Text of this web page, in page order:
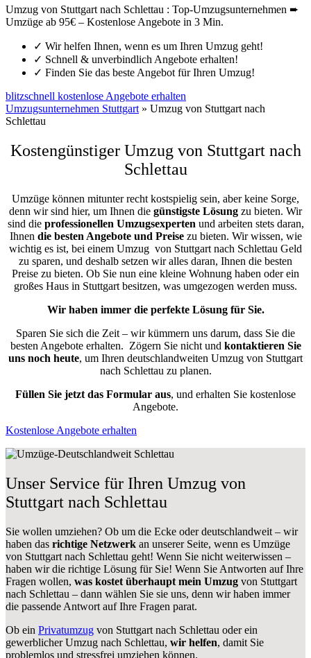
Umzug von Stuttgart nach Schlettau : Top-Umzugsunternehmen ➨
Umzüge ab 95€ – Kostenlose Angebote in 3 Min.
✓ Wir helfen Ihnen, wenn es um Ihren Umzug geht!
✓ Schnell & unverbindlich Angebote erhalten!
✓ Finden Sie das beste Angebot für Ihren Umzug!
blitzschnell kostenlose Angebote erhalten
Umzugsunternehmen Stuttgart » Umzug von Stuttgart nach
Schlettau
Kostengünstiger Umzug von Stuttgart nach
Schlettau
Umzüge können mitunter recht kostspielig sein, aber keine Sorge,
denn wir sind hier, um Ihnen die günstigste Lösung zu bieten. Wir
sind die professionellen Umzugsexperten und arbeiten stets daran,
Ihnen die besten Angebote und Preisezu bieten. Wir wissen, wie
wichtig es ist, bei einem Umzug von Stuttgart nach Schlettau Geld
zu sparen, und deshalb setzen wir alles daran, Ihnen die besten
Preise zu bieten. Ob Sie nun eine kleine Wohnung haben oder ein
großes Haus in Stuttgart besitzen, was umgezogen werden muss.
Wir haben immer die perfekte Lösung für Sie.
Sparen Sie sich die Zeit – wir kümmern uns darum, dass Sie die
besten Angebote erhalten. Zögern Sie nicht und kontaktieren Sie
uns noch heute, um Ihren deutschlandweiten Umzug von Stuttgart
nach Schlettau zu planen.
Füllen Sie jetzt das Formular aus, und erhalten Sie kostenlose
Angebote.
Kostenlose Angebote erhalten
Unser Service für Ihren Umzug von
Stuttgart nach Schlettau
Sie wollen umziehen? Ob um die Ecke oder deutschlandweit – wir
haben das richtige Netzwerk an unserer Seite, wenn es Umzüge
von Stuttgart nach Schlettau geht! Wenn Sie nicht weiterwissen –
haben wir die richtige Lösung für Sie! Wenn Sie Antworten auf Ihre
Fragen wollen, was kostet überhaupt mein Umzug von Stuttgart
nach Schlettau – dann wählen Sie sie uns, denn wir haben immer
die passende Antwort auf Ihre Fragen parat.
Ob ein Privatumzug von Stuttgart nach Schlettau oder ein
gewerblicher Umzug nach Schlettau, wir helfen, damit Sie
problemlos und stressfrei umziehen können.